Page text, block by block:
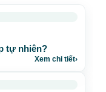
tự nhiên?
Xem chi tiết›